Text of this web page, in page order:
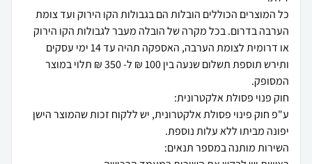
כל המוצרים הכוללים הובלות הם בגבולות הקו הירוק ועד צומת
הערבה בדרום. בכל מקרה של הובלה מעבר לגבולות הקו הירוק
או דרומית לצומת הערבה, האספקה תהיה עד 14 ימי עסקים
ותירש תוספת תשלום שנעה בין 100 ₪ ל- 350 ₪ תלוי במוצר
ע"פ חוק פינוי פסולת אלקטרונית, יש ללקוח זכות שהמוצר הישן